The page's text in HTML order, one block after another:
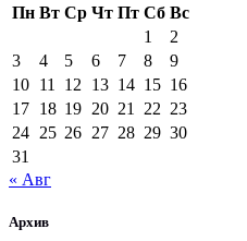
Пн Вт Ср Чт Пт Сб Вс
1
2
3
4 5 6 7 8
9
10 11 12 13 14 15 16
17 18 19 20 21 22 23
24 25 26 27 28 29 30
31
« Авг
Архив